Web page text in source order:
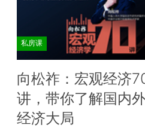
私房课
向松祚：宏观经济
讲，带你了解国内
经济大局